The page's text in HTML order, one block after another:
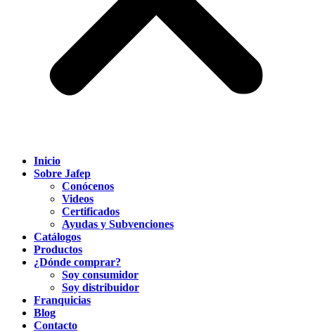
Inicio
Sobre Jafep
Conócenos
Videos
Certificados
Ayudas y Subvenciones
Catálogos
Productos
¿Dónde comprar?
Soy consumidor
Soy distribuidor
Franquicias
Blog
Contacto